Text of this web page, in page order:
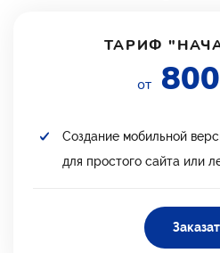
ТАРИФ
от
Создание мобильной
для простого сайта или